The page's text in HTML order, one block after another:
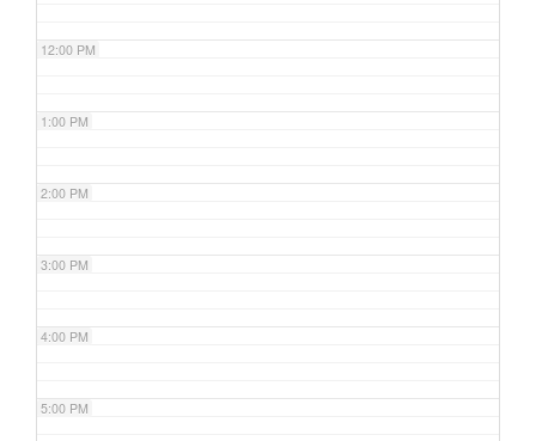
12:00 PM
1:00 PM
2:00 PM
3:00 PM
4:00 PM
5:00 PM